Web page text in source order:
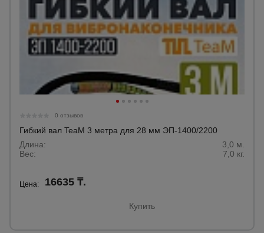
0 отзывов
Гибкий вал TeaM 3 метра для 28 мм ЭП-1400/2200
Длина:
3,0 м.
Вес:
7,0 кг.
Цена: 16635 ₸.
Купить